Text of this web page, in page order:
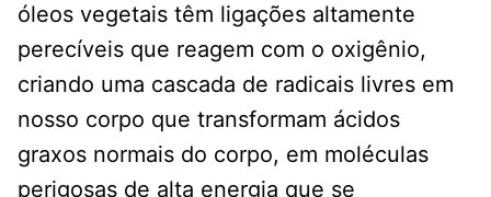
óleos vegetais têm ligações altamente
perecíveis que reagem com o oxigênio,
criando uma cascada de radicais livres em
nosso corpo que transformam ácidos
graxos normais do corpo, em moléculas
perigosas de alta energia que se